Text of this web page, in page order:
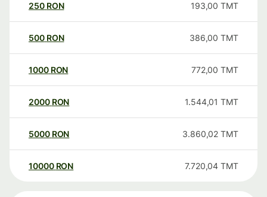
250 RON 193,00 TMT
500 RON 386,00 TMT
1000 RON 772,00 TMT
2000 RON 1.544,01 TMT
5000 RON 3.860,02 TMT
10000 RON 7.720,04 TMT